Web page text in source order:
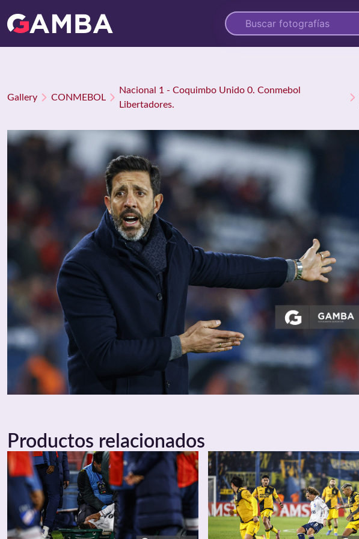
Gallery CONMEBOL
Nacional 1 - Coquimbo Unido 0. Conmebol
Libertadores.
Productos relacionados